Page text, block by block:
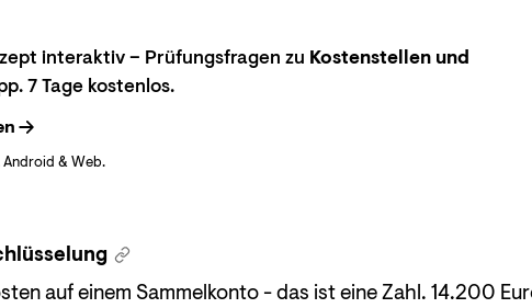
interaktiv – Prüfungsfragen zu Kostenstellen und
7 Tage kostenlos.
& Web.
auf einem Sammelkonto - das ist eine Zahl. 14.200